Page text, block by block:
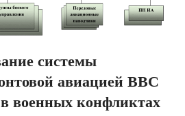
системы
авиацией ВВС
военных конфликтах